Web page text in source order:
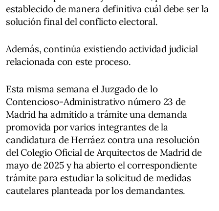
establecido de manera definitiva cuál debe ser la
solución final del conflicto electoral.
Además, continúa existiendo actividad judicial
relacionada con este proceso.
Esta misma semana el Juzgado de lo
Contencioso-Administrativo número 23 de
Madrid ha admitido a trámite una demanda
promovida por varios integrantes de la
candidatura de Herráez contra una resolución
del Colegio Oficial de Arquitectos de Madrid de
mayo de 2025 y ha abierto el correspondiente
trámite para estudiar la solicitud de medidas
cautelares planteada por los demandantes.